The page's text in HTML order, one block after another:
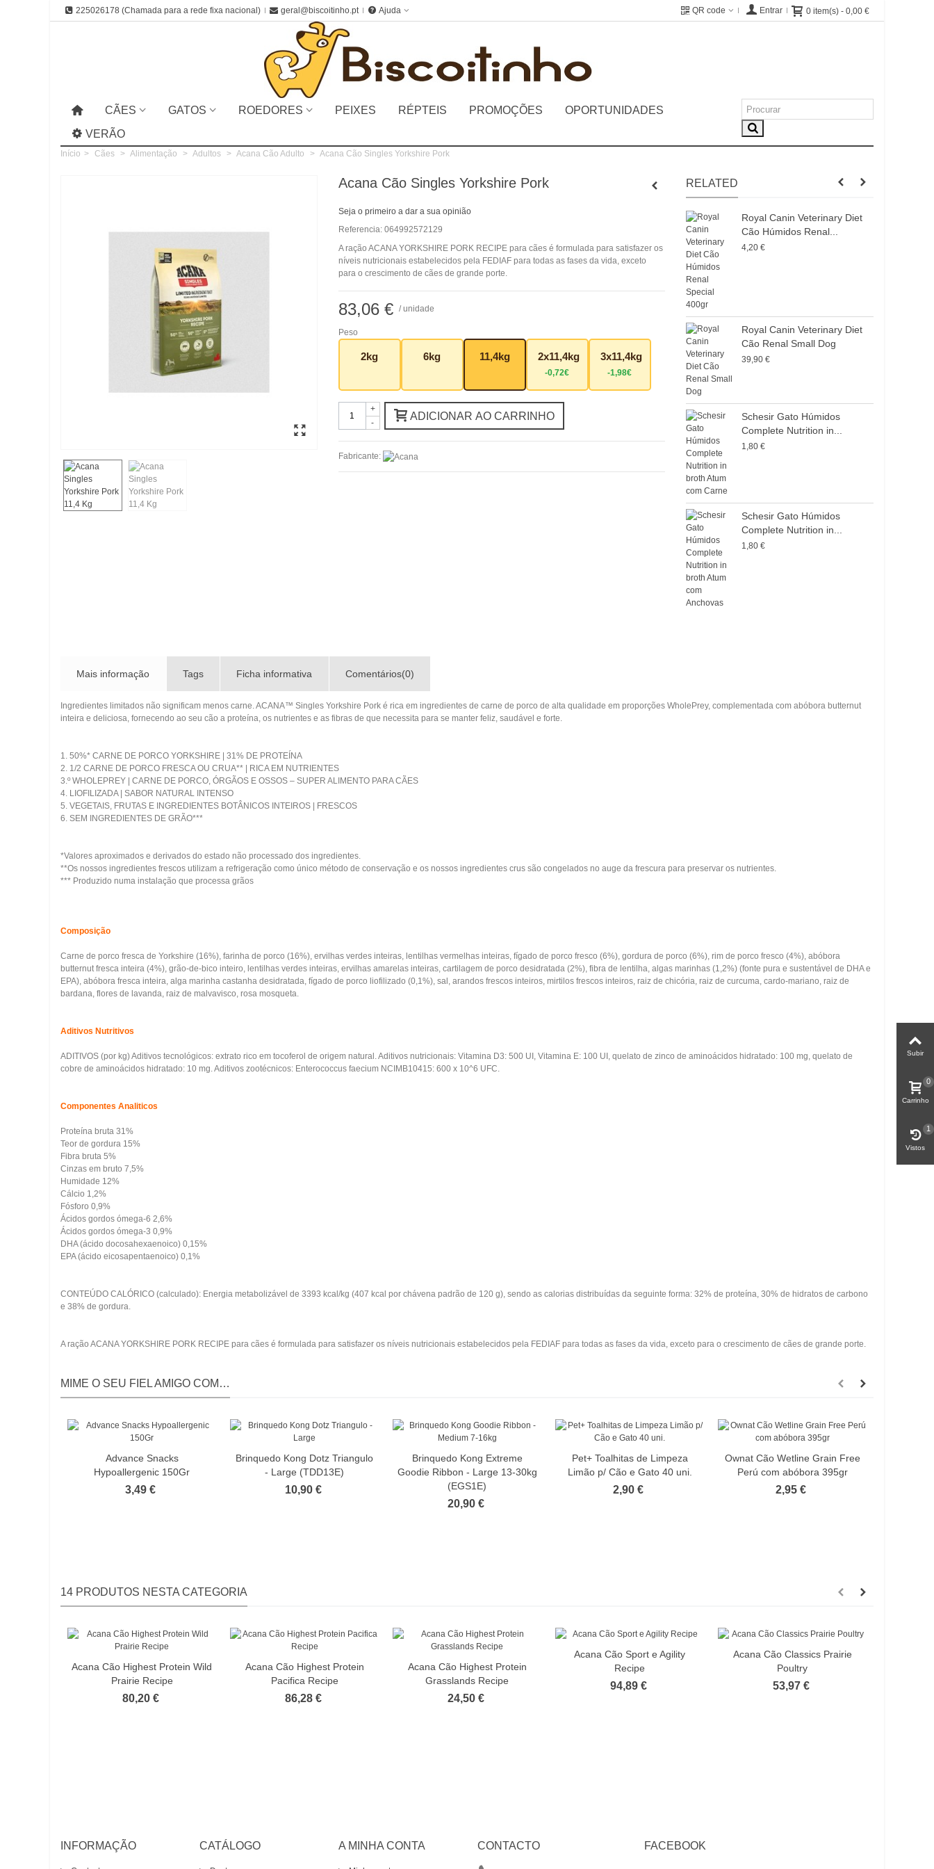
225026178 (Chamada para a rede fixa nacional) geral@biscoitinho.pt Ajuda 0 item(s) - 0,00 €
Entrar
QR code
CÃES GATOS ROEDORES PEIXES RÉPTEIS PROMOÇÕES
OPORTUNIDADES
VERÃO
Início > Cães > Alimentação > Adultos > Acana Cão Adulto > Acana Cão Singles Yorkshire Pork
Acana Cão Singles Yorkshire Pork
Seja o primeiro a dar a sua opinião
Referencia: 064992572129
A ração ACANA YORKSHIRE PORK RECIPE para cães é formulada para satisfazer os
níveis nutricionais estabelecidos pela FEDIAF para todas as fases da vida, exceto
para o crescimento de cães de grande porte.
83,06 € / unidade
Peso
2kg 6kg 11,4kg 2x11,4kg
-0,72€
3x11,4kg
-1,98€
-
+
ADICIONAR AO CARRINHO
Fabricante:
RELATED
Royal Canin Veterinary Diet
Cão Húmidos Renal...
4,20 €
Royal Canin Veterinary Diet
Cão Renal Small Dog
39,90 €
Schesir Gato Húmidos
Complete Nutrition in...
1,80 €
Schesir Gato Húmidos
Complete Nutrition in...
1,80 €
Mais informação Tags Ficha informativa Comentários(0)
Ingredientes limitados não significam menos carne. ACANA™ Singles Yorkshire Pork é rica em ingredientes de carne de porco de alta qualidade em proporções WholePrey, complementada com abóbora butternut
inteira e deliciosa, fornecendo ao seu cão a proteína, os nutrientes e as fibras de que necessita para se manter feliz, saudável e forte.
1. 50%* CARNE DE PORCO YORKSHIRE | 31% DE PROTEÍNA
2. 1/2 CARNE DE PORCO FRESCA OU CRUA** | RICA EM NUTRIENTES
3.º WHOLEPREY | CARNE DE PORCO, ÓRGÃOS E OSSOS – SUPER ALIMENTO PARA CÃES
4. LIOFILIZADA | SABOR NATURAL INTENSO
5. VEGETAIS, FRUTAS E INGREDIENTES BOTÂNICOS INTEIROS | FRESCOS
6. SEM INGREDIENTES DE GRÃO***
*Valores aproximados e derivados do estado não processado dos ingredientes.
**Os nossos ingredientes frescos utilizam a refrigeração como único método de conservação e os nossos ingredientes crus são congelados no auge da frescura para preservar os nutrientes.
*** Produzido numa instalação que processa grãos
Composição
Carne de porco fresca de Yorkshire (16%), farinha de porco (16%), ervilhas verdes inteiras, lentilhas vermelhas inteiras, fígado de porco fresco (6%), gordura de porco (6%), rim de porco fresco (4%), abóbora
butternut fresca inteira (4%), grão-de-bico inteiro, lentilhas verdes inteiras, ervilhas amarelas inteiras, cartilagem de porco desidratada (2%), fibra de lentilha, algas marinhas (1,2%) (fonte pura e sustentável de DHA e
EPA), abóbora fresca inteira, alga marinha castanha desidratada, fígado de porco liofilizado (0,1%), sal, arandos frescos inteiros, mirtilos frescos inteiros, raiz de chicória, raiz de curcuma, cardo-mariano, raiz de
bardana, flores de lavanda, raiz de malvavisco, rosa mosqueta.
Aditivos Nutritivos
ADITIVOS (por kg) Aditivos tecnológicos: extrato rico em tocoferol de origem natural. Aditivos nutricionais: Vitamina D3: 500 UI, Vitamina E: 100 UI, quelato de zinco de aminoácidos hidratado: 100 mg, quelato de
cobre de aminoácidos hidratado: 10 mg. Aditivos zootécnicos: Enterococcus faecium NCIMB10415: 600 x 10^6 UFC.
Componentes Analiticos
Proteína bruta 31%
Teor de gordura 15%
Fibra bruta 5%
Cinzas em bruto 7,5%
Humidade 12%
Cálcio 1,2%
Fósforo 0,9%
Ácidos gordos ómega-6 2,6%
Ácidos gordos ómega-3 0,9%
DHA (ácido docosahexaenoico) 0,15%
EPA (ácido eicosapentaenoico) 0,1%
CONTEÚDO CALÓRICO (calculado): Energia metabolizável de 3393 kcal/kg (407 kcal por chávena padrão de 120 g), sendo as calorias distribuídas da seguinte forma: 32% de proteína, 30% de hidratos de carbono
e 38% de gordura.
A ração ACANA YORKSHIRE PORK RECIPE para cães é formulada para satisfazer os níveis nutricionais estabelecidos pela FEDIAF para todas as fases da vida, exceto para o crescimento de cães de grande porte.
MIME O SEU FIEL AMIGO COM…
Advance Snacks
Hypoallergenic 150Gr
3,49 €
Brinquedo Kong Dotz Triangulo
- Large (TDD13E)
10,90 €
Brinquedo Kong Extreme
Goodie Ribbon - Large 13-30kg
(EGS1E)
20,90 €
Pet+ Toalhitas de Limpeza
Limão p/ Cão e Gato 40 uni.
2,90 €
Ownat Cão Wetline Grain Free
Perú com abóbora 395gr
2,95 €
14 PRODUTOS NESTA CATEGORIA
Acana Cão Highest Protein Wild
Prairie Recipe
80,20 €
Acana Cão Highest Protein
Pacifica Recipe
86,28 €
Acana Cão Highest Protein
Grasslands Recipe
24,50 €
Acana Cão Sport e Agility
Recipe
94,89 €
Acana Cão Classics Prairie
Poultry
53,97 €
INFORMAÇÃO CATÁLOGO A MINHA CONTA CONTACTO FACEBOOK
Subir
Carrinho
0
Vistos
1